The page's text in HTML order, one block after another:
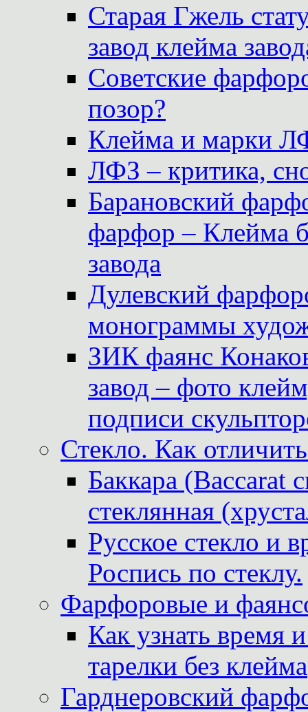
Старая Гжель
завод клейма
Советские
позор?
Клейма и марки
ЛФЗ – критика,
Барановский
фарфор – Клейма
завода
Дулевский
монограммы
ЗИК фаянс
завод – фото
подписи
Стекло. Как
Баккара (Baccarat
стеклянная
Русское стекло и
Роспись по стеклу.
Фарфоровые и
Как узнать время
тарелки без клейма
Гарднеровский